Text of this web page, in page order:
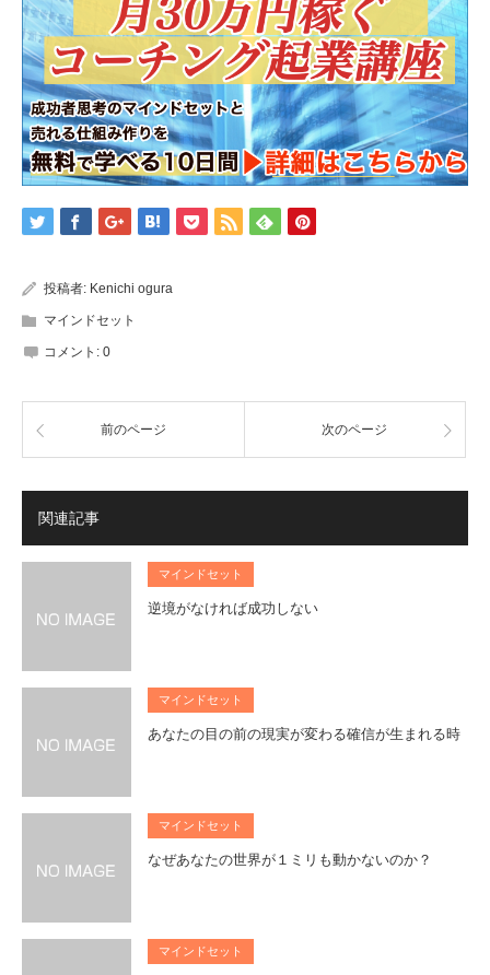
投稿者: Kenichi ogura
マインドセット
コメント: 0
前のページ 次のページ
関連記事
マインドセット
逆境がなければ成功しない
マインドセット
あなたの目の前の現実が変わる確信が生まれる時
マインドセット
なぜあなたの世界が１ミリも動かないのか？
マインドセット